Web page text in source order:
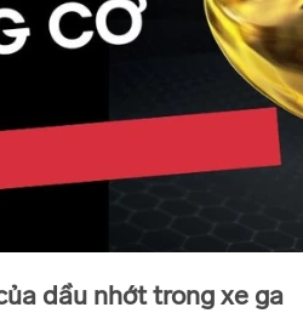
dầu nhớt trong xe ga